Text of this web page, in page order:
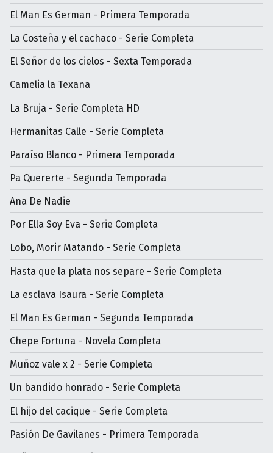
El Man Es German - Primera Temporada
La Costeña y el cachaco - Serie Completa
El Señor de los cielos - Sexta Temporada
Camelia la Texana
La Bruja - Serie Completa HD
Hermanitas Calle - Serie Completa
Paraíso Blanco - Primera Temporada
Pa Quererte - Segunda Temporada
Ana De Nadie
Por Ella Soy Eva - Serie Completa
Lobo, Morir Matando - Serie Completa
Hasta que la plata nos separe - Serie Completa
La esclava Isaura - Serie Completa
El Man Es German - Segunda Temporada
Chepe Fortuna - Novela Completa
Muñoz vale x 2 - Serie Completa
Un bandido honrado - Serie Completa
El hijo del cacique - Serie Completa
Pasión De Gavilanes - Primera Temporada